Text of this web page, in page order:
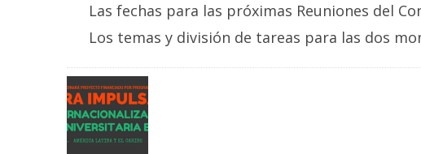
Las fechas para las próximas Reuniones del
Los temas y división de tareas para las dos